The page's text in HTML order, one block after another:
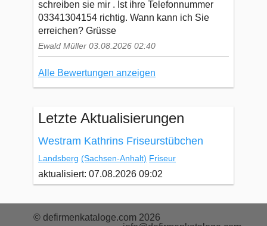
schreiben sie mir . Ist ihre Telefonnummer
03341304154 richtig. Wann kann ich Sie
erreichen? Grüsse
Ewald Müller 03.08.2026 02:40
Alle Bewertungen anzeigen
Letzte Aktualisierungen
Westram Kathrins Friseurstübchen
Landsberg (Sachsen-Anhalt) Friseur
aktualisiert: 07.08.2026 09:02
© defirmenkataloge.com 2026